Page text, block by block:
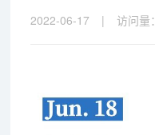
2022-06-17 | 访问量：